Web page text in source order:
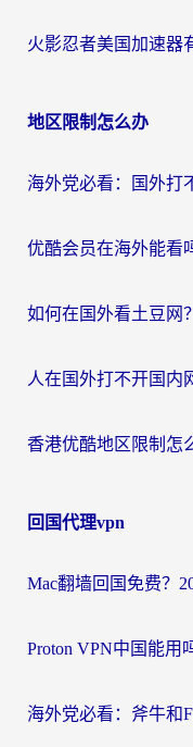
地区限制怎么办
回国代理vpn